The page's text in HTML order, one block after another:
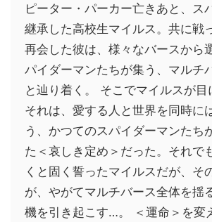
ピーター・パーカー亡きあと、ス
継承した高校生マイルス。共に戦
再会した彼は、様々なバースから
パイダーマンたちが集う、マルチ
と辿り着く。 そこでマイルスが目
それは、愛する人と世界を同時に
う、かつてのスパイダーマンたち
た＜哀しき定め＞だった。それで
くと固く誓ったマイルスだが、そ
が、やがてマルチバース全体を揺
機を引き起こす…。 ＜運命＞を変